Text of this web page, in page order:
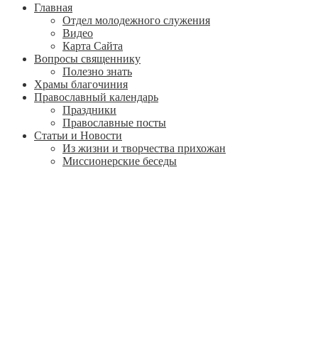
Главная
Отдел молодежного служения
Видео
Карта Сайта
Вопросы священнику
Полезно знать
Храмы благочиния
Православный календарь
Праздники
Православные посты
Статьи и Новости
Из жизни и творчества прихожан
Миссионерские беседы